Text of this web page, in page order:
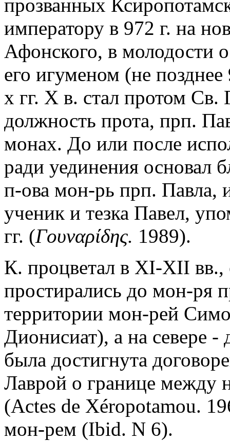
прозванных
императору в 972 г. на
Афонского, в молодости
его игуменом (не
х гг. Х в. стал протом
должность прота, прп.
монах. До или после
ради уединения основал
п-ова мон-рь прп. Павла,
ученик и тезка Павел,
гг. (Γουναρίδης. 1989).
К. процветал в XI-XII вв.,
простирались до мон-ря
территории мон-рей
Дионисиат), а на севере
была достигнута
Лаврой о границе между
(Actes de Xéropotamou.
мон-рем (Ibid. N 6).